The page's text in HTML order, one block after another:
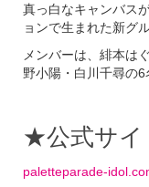
真っ白なキャンバス
ョンで生まれた新グ
メンバーは、緋本は
野小陽・白川千尋の6
★公式サ
paletteparade-